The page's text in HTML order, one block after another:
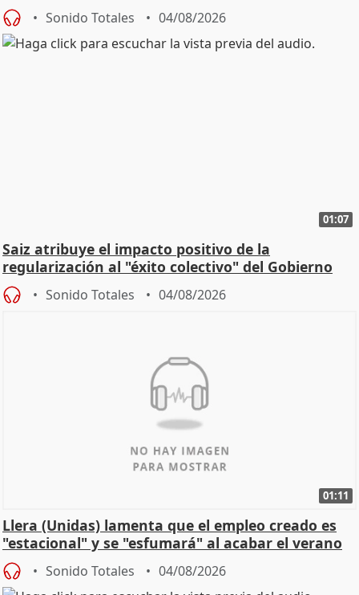
Sonido Totales 04/08/2026
01:07
Saiz atribuye el impacto positivo de la
regularización al "éxito colectivo" del Gobierno
Sonido Totales 04/08/2026
01:11
Llera (Unidas) lamenta que el empleo creado es
"estacional" y se "esfumará" al acabar el verano
Sonido Totales 04/08/2026